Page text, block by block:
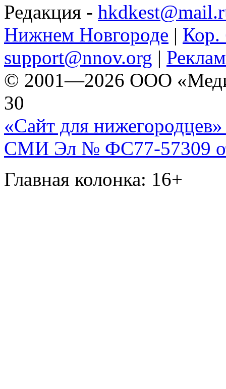
Редакция -
Нижнем Новгороде | Кор.
support@nnov.org |
© 2001—2026 ООО
30
«Сайт для нижегородцев»
СМИ Эл № ФС77-57309
Главная колонка: 16+